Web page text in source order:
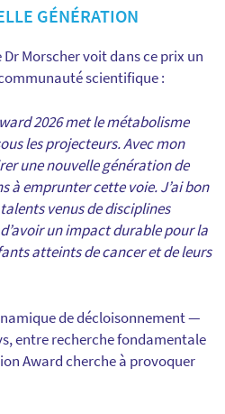
GÉNÉRATION
Morscher voit dans ce prix un
scientifique :
2026 met le métabolisme
les projecteurs. Avec mon
une nouvelle génération de
à emprunter cette voie. J’ai bon
venus de disciplines
un impact durable pour la
atteints de cancer et de leurs
de décloisonnement —
entre recherche fondamentale
Award cherche à provoquer